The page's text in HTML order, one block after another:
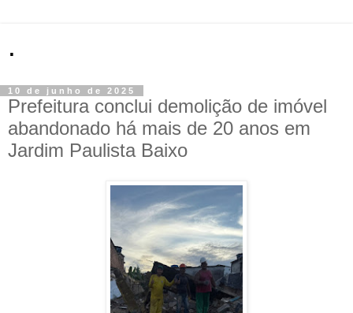
.
10 de junho de 2025
Prefeitura conclui demolição de imóvel
abandonado há mais de 20 anos em
Jardim Paulista Baixo